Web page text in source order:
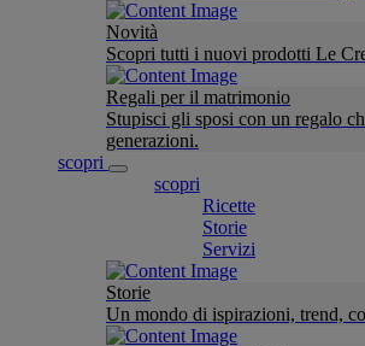
Novità
Scopri tutti i nuovi prodotti Le
Regali per il matrimonio
Stupisci gli sposi con un regalo
generazioni.
scopri
scopri
Ricette
Storie
Servizi
Storie
Un mondo di ispirazioni, trend,